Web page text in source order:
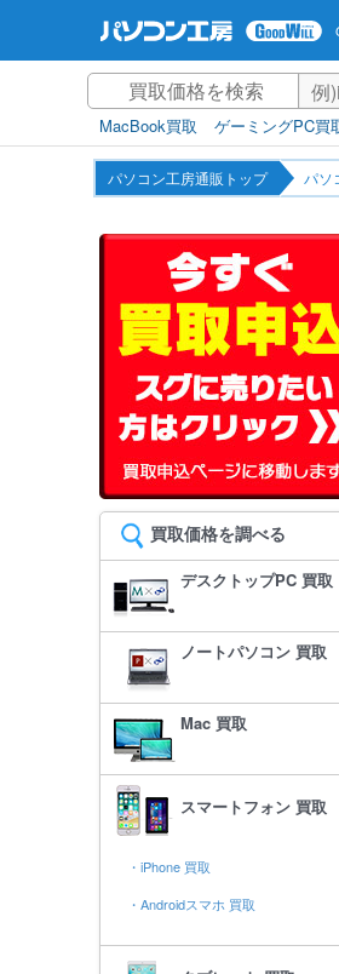
MacBook買取 ゲーミングPC買
パソコン工房通販トップ パソ
買取価格を調べる
デスクトップPC 買取
ノートパソコン 買取
Mac 買取
スマートフォン 買取
・iPhone 買取
・Androidスマホ 買取